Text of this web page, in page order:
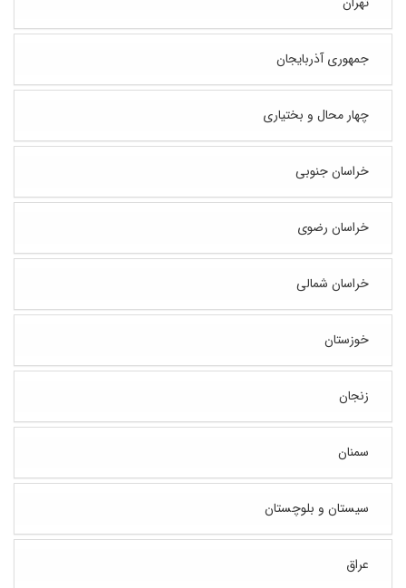
جمهوری آذربایجان
چهار محال و بختیاری
خراسان جنوبی
خراسان رضوی
خراسان شمالی
خوزستان
زنجان
سمنان
سیستان و بلوچستان
عراق